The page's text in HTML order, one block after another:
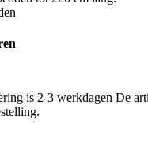
is 2-3 werkdagen De